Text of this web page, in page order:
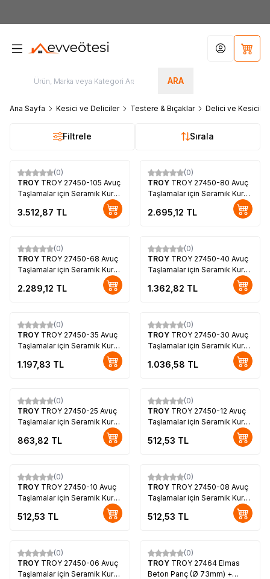
ARA
Hesabım
Ana Sayfa Kesici ve Deliciler Testere & Bıçaklar Delici ve Kesiciler
Filtrele Sırala
(0)
TROY TROY 27450-105 Avuç
Taşlamalar için Seramik Kuru
3.512,87 TL
(0)
TROY TROY 27450-80 Avuç
Taşlamalar için Seramik Kuru
2.695,12 TL
(0)
TROY TROY 27450-68 Avuç
Taşlamalar için Seramik Kuru
2.289,12 TL
(0)
TROY TROY 27450-40 Avuç
Taşlamalar için Seramik Kuru
1.362,82 TL
(0)
TROY TROY 27450-35 Avuç
Taşlamalar için Seramik Kuru
1.197,83 TL
(0)
TROY TROY 27450-30 Avuç
Taşlamalar için Seramik Kuru
1.036,58 TL
(0)
TROY TROY 27450-25 Avuç
Taşlamalar için Seramik Kuru
863,82 TL
(0)
TROY TROY 27450-12 Avuç
Taşlamalar için Seramik Kuru
512,53 TL
(0)
TROY TROY 27450-10 Avuç
Taşlamalar için Seramik Kuru
512,53 TL
(0)
TROY TROY 27450-08 Avuç
Taşlamalar için Seramik Kuru
512,53 TL
(0)
TROY TROY 27450-06 Avuç
Taşlamalar için Seramik Kuru
(0)
TROY TROY 27464 Elmas
Beton Panç (Ø 73mm) +